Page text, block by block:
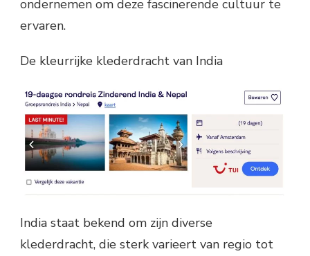
ondernemen om deze fascinerende cultuur te
ervaren.
De kleurrijke klederdracht van India
India staat bekend om zijn diverse
klederdracht, die sterk varieert van regio tot